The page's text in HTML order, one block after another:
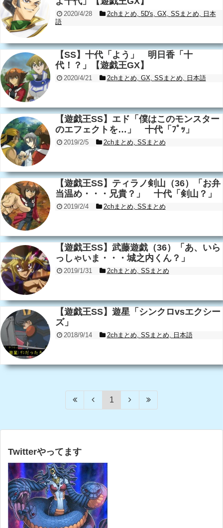
2020/4/28 2chまとめ, 5D's, GX, SSまとめ, 日本
語
【SS】十代「よう」 明日香「十
代！？」【遊戯王GX】
2020/4/21 2chまとめ, GX, SSまとめ, 日本語
【遊戯王SS】エド「僕はこのモンスター
のエフェクトを…」 十代「ﾌﾟｯ」
2019/2/5 2chまとめ, SSまとめ
【遊戯王SS】ティラノ剣山（36）「お弁
当温め・・・兄貴？」 十代「剣山？」
2019/2/4 2chまとめ, SSまとめ
【遊戯王SS】武藤遊戯（36）「あ、いら
っしゃいま・・・城之内くん？」
2019/1/31 2chまとめ, SSまとめ
【遊戯王SS】遊星「シンクロvsエクシー
ズ」
2018/9/14 2chまとめ, SSまとめ, 日本語
1
Twitterやってます